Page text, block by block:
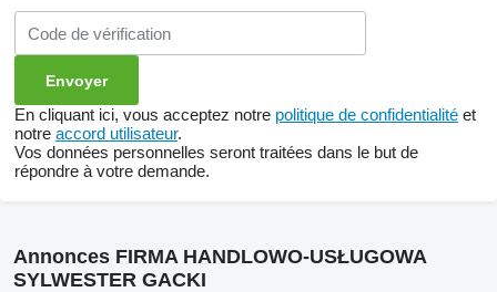
En cliquant ici, vous acceptez notre politique de confidentialité et
notre accord utilisateur.
Vos données personnelles seront traitées dans le but de
répondre à votre demande.
Annonces FIRMA HANDLOWO-USŁUGOWA
SYLWESTER GACKI